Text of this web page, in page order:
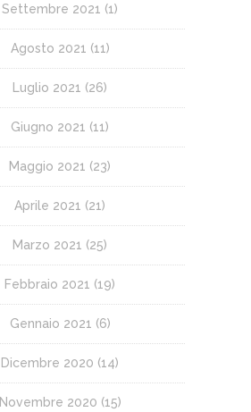
Settembre 2021 (1)
Agosto 2021 (11)
Luglio 2021 (26)
Giugno 2021 (11)
Maggio 2021 (23)
Aprile 2021 (21)
Marzo 2021 (25)
Febbraio 2021 (19)
Gennaio 2021 (6)
Dicembre 2020 (14)
Novembre 2020 (15)